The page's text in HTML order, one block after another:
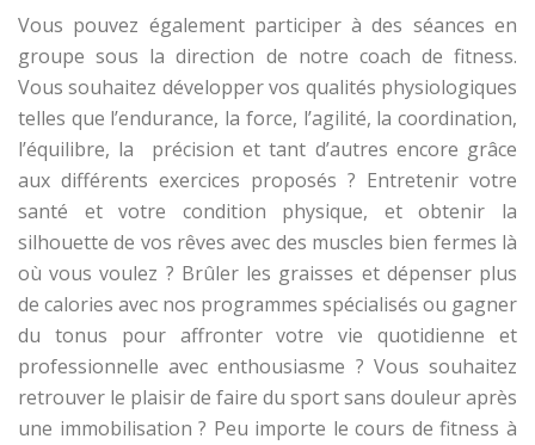
Vous pouvez également participer à des séances en
groupe sous la direction de notre coach de fitness.
Vous souhaitez développer vos qualités physiologiques
telles que l’endurance, la force, l’agilité, la coordination,
l’équilibre, la précision et tant d’autres encore grâce
aux différents exercices proposés ? Entretenir votre
santé et votre condition physique, et obtenir la
silhouette de vos rêves avec des muscles bien fermes là
où vous voulez ? Brûler les graisses et dépenser plus
de calories avec nos programmes spécialisés ou gagner
du tonus pour affronter votre vie quotidienne et
professionnelle avec enthousiasme ? Vous souhaitez
retrouver le plaisir de faire du sport sans douleur après
une immobilisation ? Peu importe le cours de fitness à